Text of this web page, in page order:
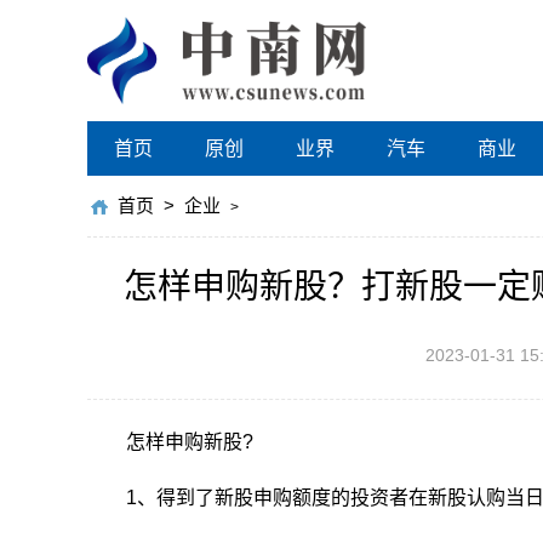
首页 原创 业界 汽车 商业
首页 > 企业 >
怎样申购新股？打新股一定
2023-01-31
怎样申购新股?
1、得到了新股申购额度的投资者在新股认购当